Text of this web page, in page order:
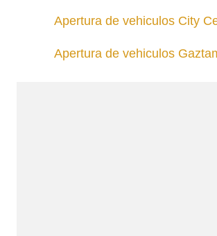
Apertura de vehiculos City
Apertura de vehiculos